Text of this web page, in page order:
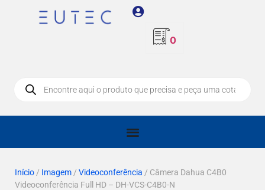
0
Início / Imagem / Videoconferência / Câmera Dahua C4B0
Videoconferência Full HD – DH-VCS-C4B0-N